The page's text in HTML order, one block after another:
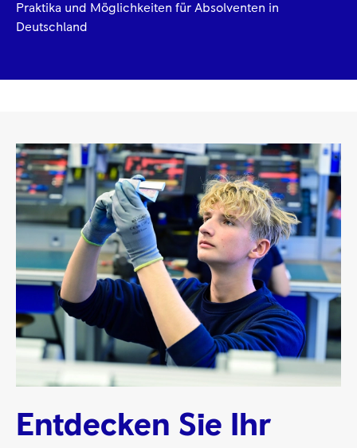
Praktika und Möglichkeiten für Absolventen in
Deutschland
Entdecken Sie Ihr